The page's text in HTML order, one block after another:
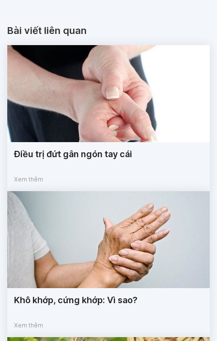
Bài viết liên quan
Điều trị đứt gân ngón tay cái
Xem thêm
Khô khớp, cứng khớp: Vì sao?
Xem thêm